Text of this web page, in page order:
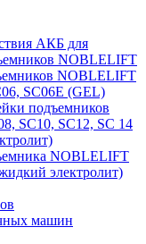
АКБ для
NOBLELIFT
NOBLELIFT
SC06E (GEL)
подъемников
SC10, SC12, SC 14
NOBLELIFT
электролит)
машин